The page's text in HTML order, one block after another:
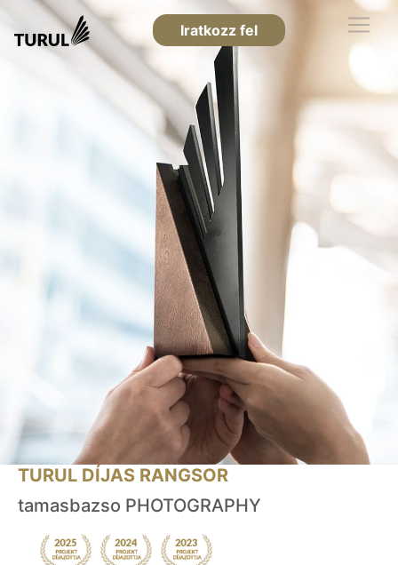
Iratkozz fel
TURUL DÍJAS RANGSOR
tamasbazso PHOTOGRAPHY